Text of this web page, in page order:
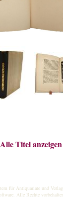
Alle Titel anzeigen
für Antiquariate und
. Alle Rechte